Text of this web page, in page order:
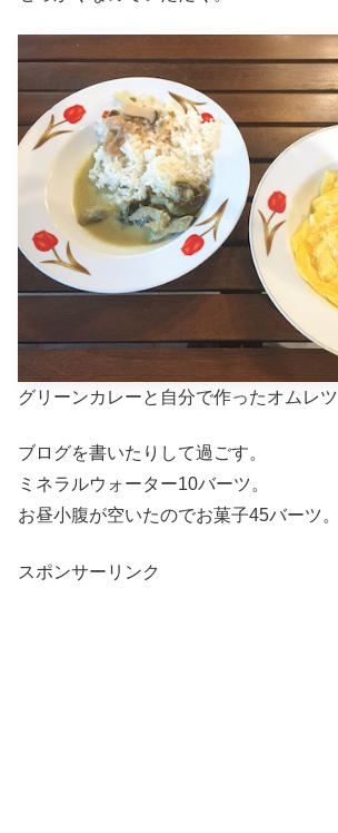
グリーンカレーと自分で作ったオムレツ
ブログを書いたりして過ごす。
ミネラルウォーター10バーツ。
お昼小腹が空いたのでお菓子45バーツ。
スポンサーリンク